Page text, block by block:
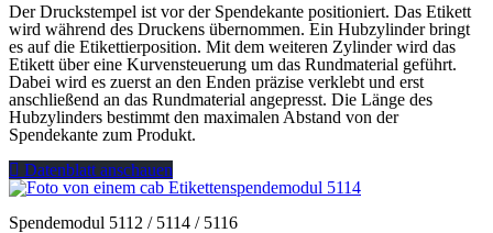
Der Druckstempel ist vor der Spendekante positioniert. Das Etikett
wird während des Druckens übernommen. Ein Hubzylinder bringt
es auf die Etikettierposition. Mit dem weiteren Zylinder wird das
Etikett über eine Kurvensteuerung um das Rundmaterial geführt.
Dabei wird es zuerst an den Enden präzise verklebt und erst
anschließend an das Rundmaterial angepresst. Die Länge des
Hubzylinders bestimmt den maximalen Abstand von der
Spendekante zum Produkt.
Datenblatt anschauen
Spendemodul 5112 / 5114 / 5116